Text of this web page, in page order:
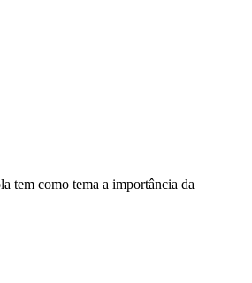
tem como tema a importância da